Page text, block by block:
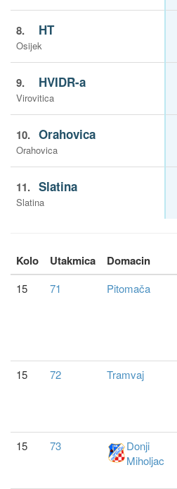
8. HT
Osijek
9. HVIDR-a
Virovitica
10. Orahovica
Orahovica
11. Slatina
Slatina
Kolo Utakmica Domacin
15 71 Pitomača
15 72 Tramvaj
15 73
Donji
Miholjac